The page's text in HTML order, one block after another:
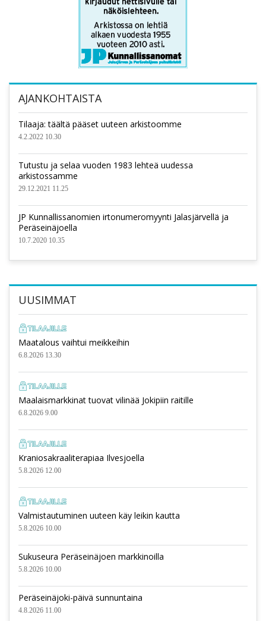
AJANKOHTAISTA
Tilaaja: täältä pääset uuteen arkistoomme
4.2.2022 10.30
Tutustu ja selaa vuoden 1983 lehteä uudessa
arkistossamme
29.12.2021 11.25
JP Kunnallissanomien irtonumeromyynti Jalasjärvellä ja
Peräseinäjoella
10.7.2020 10.35
UUSIMMAT
Maatalous vaihtui meikkeihin
6.8.2026 13.30
Maalaismarkkinat tuovat vilinää Jokipiin raitille
6.8.2026 9.00
Kraniosakraaliterapiaa Ilvesjoella
5.8.2026 12.00
Valmistautuminen uuteen käy leikin kautta
5.8.2026 10.00
Sukuseura Peräseinäjoen markkinoilla
5.8.2026 10.00
Peräseinäjoki-päivä sunnuntaina
4.8.2026 11.00